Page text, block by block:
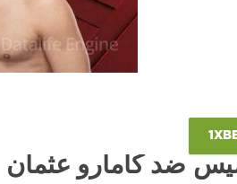
ضد كامارو عثمان